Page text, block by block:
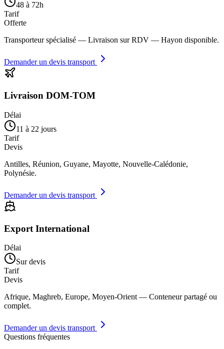
48 à 72h
Tarif
Offerte
Transporteur spécialisé — Livraison sur RDV — Hayon disponible.
Demander un devis transport
Livraison DOM-TOM
Délai
11 à 22 jours
Tarif
Devis
Antilles, Réunion, Guyane, Mayotte, Nouvelle-Calédonie,
Polynésie.
Demander un devis transport
Export International
Délai
Sur devis
Tarif
Devis
Afrique, Maghreb, Europe, Moyen-Orient — Conteneur partagé ou
complet.
Demander un devis transport
Questions fréquentes